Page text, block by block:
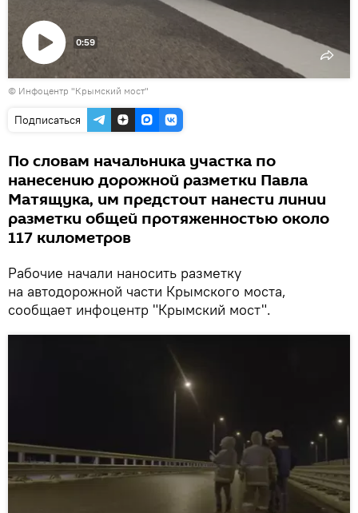
Воспроизвести
видео
0:59
© Инфоцентр "Крымский мост"
Подписаться
По словам начальника участка по
нанесению дорожной разметки Павла
Матящука, им предстоит нанести линии
разметки общей протяженностью около
117 километров
Рабочие начали наносить разметку
на автодорожной части Крымского моста,
сообщает инфоцентр "Крымский мост".